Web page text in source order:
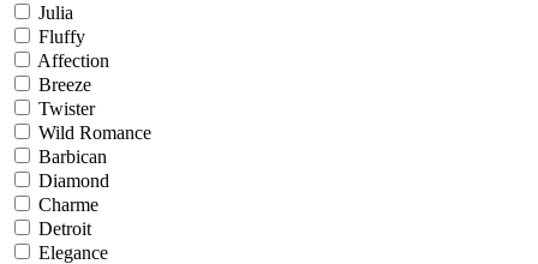
Julia
Fluffy
Affection
Breeze
Twister
Wild Romance
Barbican
Diamond
Charme
Detroit
Elegance